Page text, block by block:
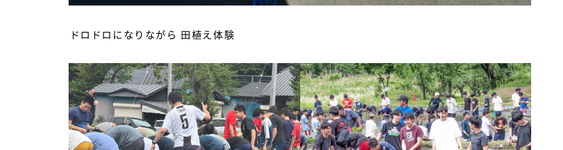
ドロドロになりながら 田植え体験